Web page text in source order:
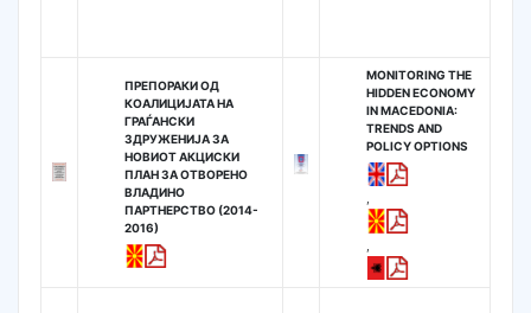
ПРЕПОРАКИ ОД
КОАЛИЦИЈАТА НА
ГРАЃАНСКИ
ЗДРУЖЕНИЈА ЗА
НОВИОТ АКЦИСКИ
ПЛАН ЗА ОТВОРЕНО
ВЛАДИНО
ПАРТНЕРСТВО (2014-
2016)
MONITORING THE
HIDDEN ECONOMY
IN MACEDONIA:
TRENDS AND
POLICY OPTIONS